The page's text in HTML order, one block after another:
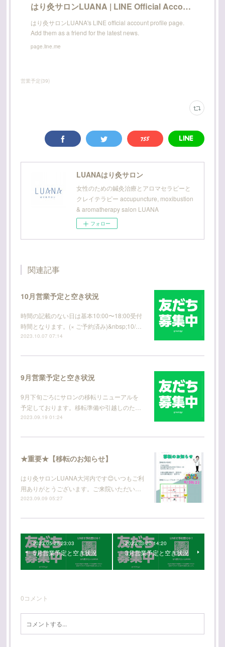
はり灸サロンLUANA | LINE Official Account
はり灸サロンLUANA's LINE official account profile page.
Add them as a friend for the latest news.
page.line.me
営業予定(39)
LUANAはり灸サロン
女性のための鍼灸治療とアロマセラピーと
クレイテラピー accupuncture, moxibustion
& aromatherapy salon LUANA
フォロー
関連記事
10月営業予定と空き状況
時間の記載のない日は基本10:00〜18:00受付
時間となります。(× ご予約済み)&nbsp;10/…
2023.10.07 07:14
9月営業予定と空き状況
9月下旬ごろにサロンの移転リニューアルを
予定しております。移転準備や引越しのた…
2023.09.19 01:24
★重要★【移転のお知らせ】
はり灸サロンLUANA大河内です😊いつもご利
用ありがとうございます。ご来院いただい…
2023.09.09 05:27
2023.05.28 23:03
5月営業予定と空き状況
2023.03.20 14:20
3月営業予定と空き状況
0コメント